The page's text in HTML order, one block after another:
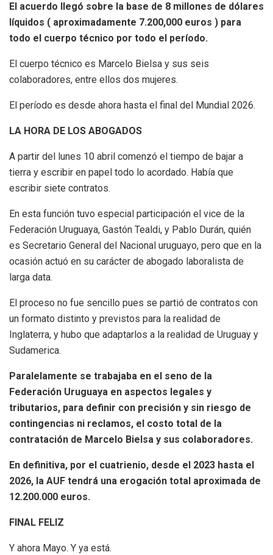
El acuerdo llegó sobre la base de 8 millones de dólares
líquidos ( aproximadamente 7.200,000 euros ) para
todo el cuerpo técnico por todo el período.
El cuerpo técnico es Marcelo Bielsa y sus seis
colaboradores, entre ellos dos mujeres.
El período es desde ahora hasta el final del Mundial 2026.
LA HORA DE LOS ABOGADOS
A partir del lunes 10 abril comenzó el tiempo de bajar a
tierra y escribir en papel todo lo acordado. Había que
escribir siete contratos.
En esta función tuvo especial participación el vice de la
Federación Uruguaya, Gastón Tealdi, y Pablo Durán, quién
es Secretario General del Nacional uruguayo, pero que en la
ocasión actuó en su carácter de abogado laboralista de
larga data.
El proceso no fue sencillo pues se partió de contratos con
un formato distinto y previstos para la realidad de
Inglaterra, y hubo que adaptarlos a la realidad de Uruguay y
Sudamerica.
Paralelamente se trabajaba en el seno de la
Federación Uruguaya en aspectos legales y
tributarios, para definir con precisión y sin riesgo de
contingencias ni reclamos, el costo total de la
contratación de Marcelo Bielsa y sus colaboradores.
En definitiva, por el cuatrienio, desde el 2023 hasta el
2026, la AUF tendrá una erogación total aproximada de
12.200.000 euros.
FINAL FELIZ
Y ahora Mayo. Y ya está.